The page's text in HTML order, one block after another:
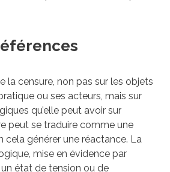
la censure, non pas sur les objets
ou ses acteurs, mais sur
qu’elle peut avoir sur
peut se traduire comme une
cela générer une réactance. La
mise en évidence par
état de tension ou de